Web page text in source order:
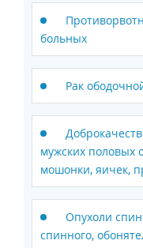
больных
Рак
мужских половых
мошонки, яичек,
Опухоли
спинного,